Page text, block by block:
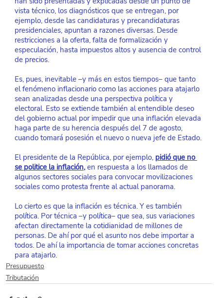
vista técnico, los diagnósticos que se entregan, por
ejemplo, desde las candidaturas y precandidaturas
presidenciales, apuntan a razones diversas. Desde
restricciones a la oferta, falta de formalización y
especulación, hasta impuestos altos y ausencia de control
de precios.
Es, pues, inevitable –y más en estos tiempos– que tanto
el fenómeno inflacionario como las acciones para atajarlo
sean analizadas desde una perspectiva política y
electoral. Esto se extiende también al entendible deseo
del gobierno actual por impedir que una inflación elevada
haga parte de su herencia después del 7 de agosto,
cuando tomará posesión el nuevo o nueva jefe de Estado.
El presidente de la República, por ejemplo, pidió que no
se politice la inflación, en respuesta a los llamados de
algunos sectores sociales para convocar movilizaciones
sociales como protesta frente al actual panorama.
Lo cierto es que la inflación es técnica. Y es también
política. Por técnica –y política– que sea, sus variaciones
afectan directamente la cotidianidad de millones de
personas. De ahí por qué el asunto nos debe importar a
todos. De ahí la importancia de tomar acciones concretas
para atajarlo.
Presupuesto
Tributación